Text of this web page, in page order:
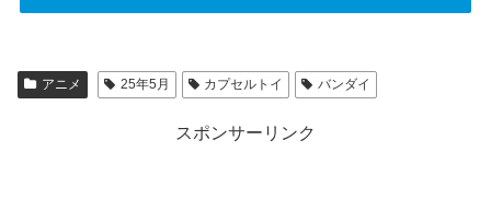
アニメ 25年5月 カプセルトイ バンダイ
スポンサーリンク